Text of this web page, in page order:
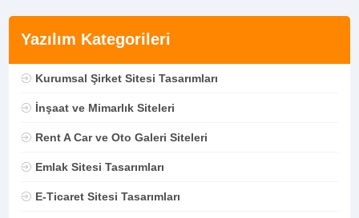
Yazılım Kategorileri
Kurumsal Şirket Sitesi Tasarımları
İnşaat ve Mimarlık Siteleri
Rent A Car ve Oto Galeri Siteleri
Emlak Sitesi Tasarımları
E-Ticaret Sitesi Tasarımları